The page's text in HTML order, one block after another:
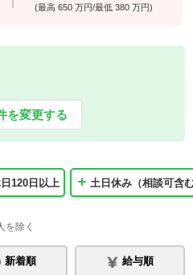
(最高650万円/最低380万円)
を変更する
120日以上 土日休み（相談可含
を除く
新着順 給与順